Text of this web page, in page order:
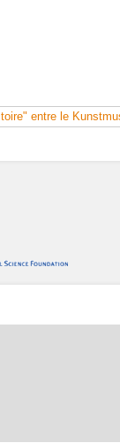
entre le